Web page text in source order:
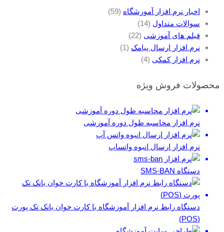
اخبار نرم افزار آموزشگاه (59)
سوالات متداول (14)
فیلم های آموزشی (22)
نرم افزار ارسال پیامک (1)
نرم افزار کمکی (4)
محصولات فروش ویژه
نرم افزار محاسبه طول دوره آموزشی
نرم افزار ارسال انبوه واتساپ
دستگاه SMS-BAN
دستگاه رابط نرم افزار آموزشگاه با کارت خوان بانک تک پورت
(POS)